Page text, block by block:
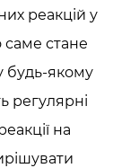
реакцій у
стане
будь-якому
регулярні
на